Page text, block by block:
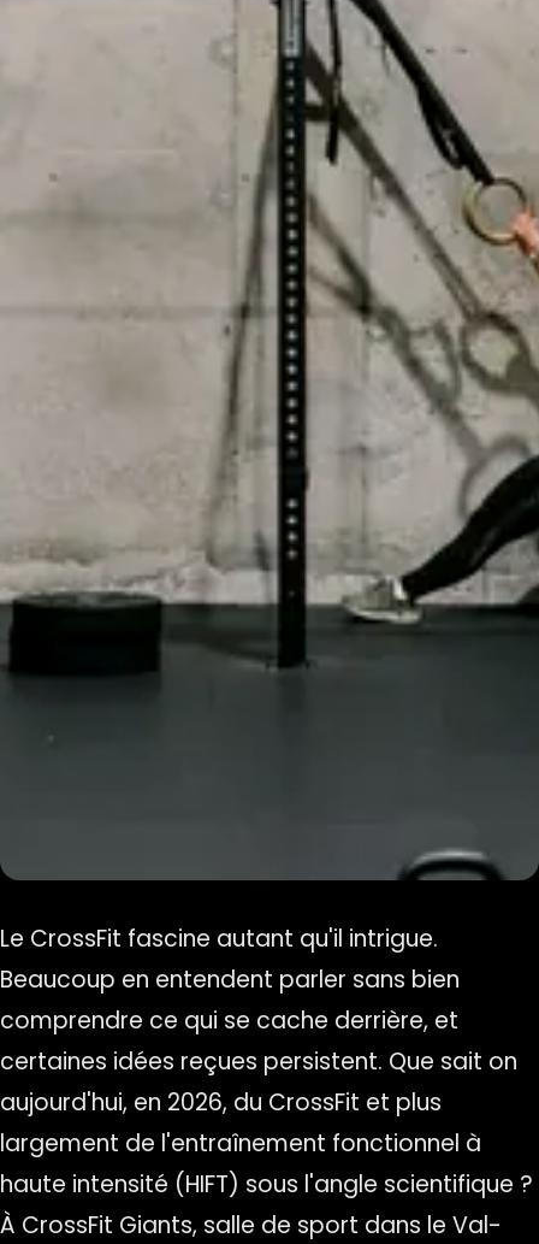
Le CrossFit fascine autant qu'il intrigue.
Beaucoup en entendent parler sans bien
comprendre ce qui se cache derrière, et
certaines idées reçues persistent. Que sait on
aujourd'hui, en 2026, du CrossFit et plus
largement de l'entraînement fonctionnel à
haute intensité (HIFT) sous l'angle scientifique ?
À CrossFit Giants, salle de sport dans le Val-